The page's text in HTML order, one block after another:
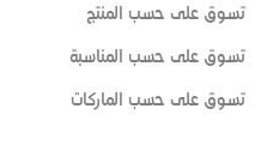
تسوق على حسب المنتج
تسوق على حسب المناسبة
تسوق على حسب الماركات